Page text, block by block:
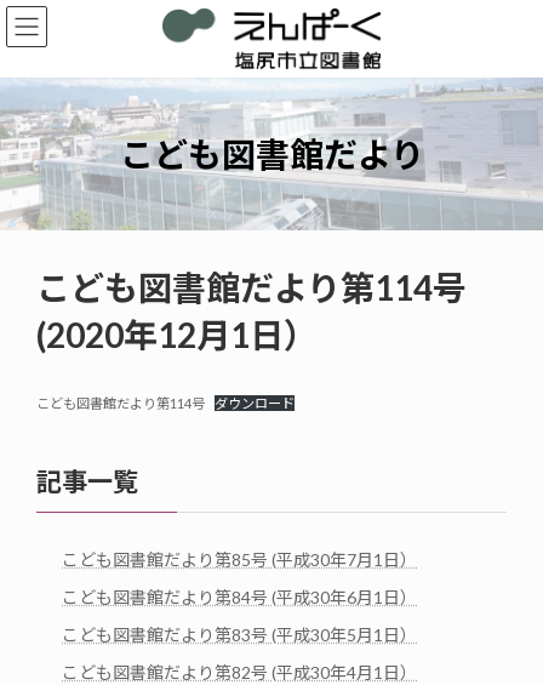
コ
ン
ン
ツ
へ
ス
キ
ッ
プ
ナ
ビ
ー
シ
ョ
ン
に
移
動
こども図書館だより
こども図書館だより第114号
(2020年12月1日）
こども図書館だより第114号 ダウンロード
記事一覧
こども図書館だより第85号 (平成30年7月1日）
こども図書館だより第84号 (平成30年6月1日）
こども図書館だより第83号 (平成30年5月1日）
こども図書館だより第82号 (平成30年4月1日）